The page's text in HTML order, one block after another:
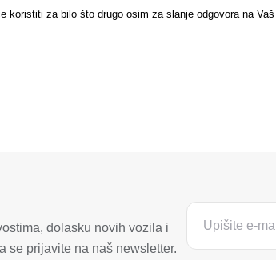
koristiti za bilo što drugo osim za slanje odgovora na
dolasku novih vozila i
se prijavite na naš newsletter.